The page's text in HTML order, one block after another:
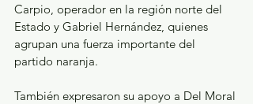
Carpio, operador en la región norte del
Estado y Gabriel Hernández, quienes
agrupan una fuerza importante del
partido naranja.
También expresaron su apoyo a Del Moral